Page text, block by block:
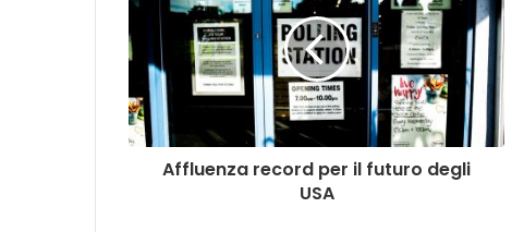
Affluenza record per il futuro degli
USA